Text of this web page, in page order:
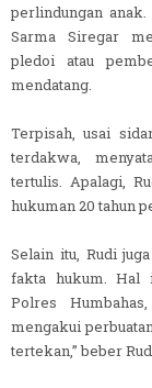
perlindungan
Sarma Siregar
pledoi atau
mendatang.
Terpisah, usai
terdakwa,
tertulis. Apalagi,
hukuman 20 tahun
Selain itu, Rudi
fakta hukum. Hal
Polres
mengakui
tertekan,” beber